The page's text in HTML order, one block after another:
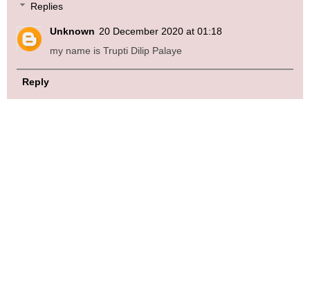
Replies
Unknown 20 December 2020 at 01:18
my name is Trupti Dilip Palaye
Reply